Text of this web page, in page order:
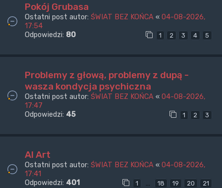
Pokój Grubasa
Ostatni post autor: ŚWIAT BEZ KOŃCA « 04-08-2026,
17:54
Odpowiedzi: 80 1 2 3 4 5
Problemy z głową, problemy z dupą -
wasza kondycja psychiczna
Ostatni post autor: ŚWIAT BEZ KOŃCA « 04-08-2026,
17:47
Odpowiedzi: 45 1 2 3
AI Art
Ostatni post autor: ŚWIAT BEZ KOŃCA « 04-08-2026,
17:41
Odpowiedzi: 401 1 … 18 19 20 21